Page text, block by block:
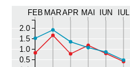
FEB MARAPR MAI IUN IUL
0.5
1.0
1.5
2.0